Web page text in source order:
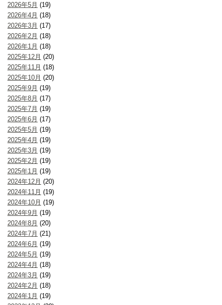
2026年5月 (19)
2026年4月 (18)
2026年3月 (17)
2026年2月 (18)
2026年1月 (18)
2025年12月 (20)
2025年11月 (18)
2025年10月 (20)
2025年9月 (19)
2025年8月 (17)
2025年7月 (19)
2025年6月 (17)
2025年5月 (19)
2025年4月 (19)
2025年3月 (19)
2025年2月 (19)
2025年1月 (19)
2024年12月 (20)
2024年11月 (19)
2024年10月 (19)
2024年9月 (19)
2024年8月 (20)
2024年7月 (21)
2024年6月 (19)
2024年5月 (19)
2024年4月 (18)
2024年3月 (19)
2024年2月 (18)
2024年1月 (19)